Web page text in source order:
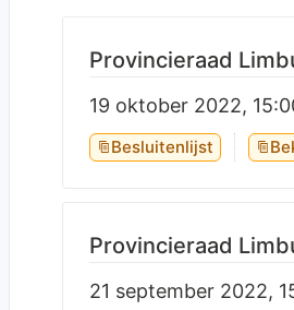
Provincieraad
19 oktober 2022,
Besluitenlijst
Provincieraad
21 september 2022,